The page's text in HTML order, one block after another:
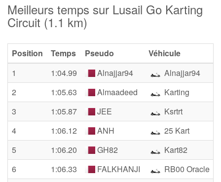
Meilleurs temps sur Lusail Go Karting
Circuit (1.1 km)
Position Temps Pseudo
Véhicule
1
1:04.99 Alnajjar94
Alnajjar94
2
1:05.63 Almaadeed
Karting
3
1:05.87 JEE
Ksrtrt
4
1:06.12 ANH
25 Kart
5
1:06.20 GH82
Kart82
6
1:06.33 FALKHANJI
RB00 Oracle